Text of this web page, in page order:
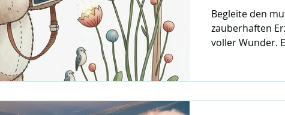
Begleite den
zauberhaften
voller Wunder.
Freundschaft
und behütet